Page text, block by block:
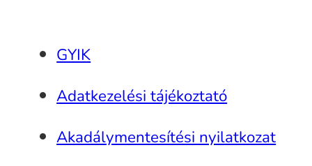
GYIK
Adatkezelési tájékoztató
Akadálymentesítési nyilatkozat